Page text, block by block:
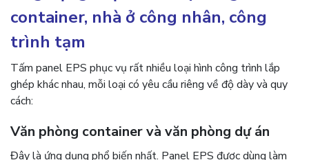
container, nhà ở công nhân, công
trình tạm
Tấm panel EPS phục vụ rất nhiều loại hình công trình lắp
ghép khác nhau, mỗi loại có yêu cầu riêng về độ dày và quy
cách:
Văn phòng container và văn phòng dự án
Đây là ứng dụng phổ biến nhất. Panel EPS được dùng làm